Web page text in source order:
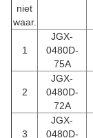
niet
waar.
1
JGX-
0480D-
75A
2
JGX-
0480D-
72A
3
JGX-
0480D-